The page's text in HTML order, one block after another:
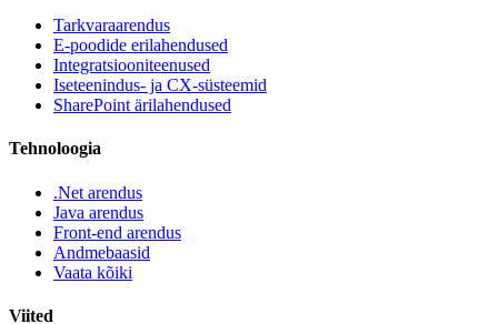
Tarkvaraarendus
E-poodide erilahendused
Integratsiooniteenused
Iseteenindus- ja CX-süsteemid
SharePoint ärilahendused
Tehnoloogia
.Net arendus
Java arendus
Front-end arendus
Andmebaasid
Vaata kõiki
Viited